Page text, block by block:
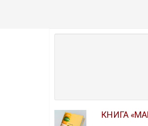
КНИГА